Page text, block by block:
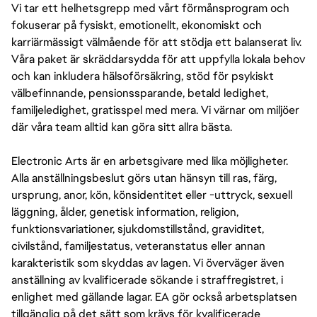
Vi tar ett helhetsgrepp med vårt förmånsprogram och
fokuserar på fysiskt, emotionellt, ekonomiskt och
karriärmässigt välmående för att stödja ett balanserat liv.
Våra paket är skräddarsydda för att uppfylla lokala behov
och kan inkludera hälsoförsäkring, stöd för psykiskt
välbefinnande, pensionssparande, betald ledighet,
familjeledighet, gratisspel med mera. Vi värnar om miljöer
där våra team alltid kan göra sitt allra bästa.
Electronic Arts är en arbetsgivare med lika möjligheter.
Alla anställningsbeslut görs utan hänsyn till ras, färg,
ursprung, anor, kön, könsidentitet eller -uttryck, sexuell
läggning, ålder, genetisk information, religion,
funktionsvariationer, sjukdomstillstånd, graviditet,
civilstånd, familjestatus, veteranstatus eller annan
karakteristik som skyddas av lagen. Vi överväger även
anställning av kvalificerade sökande i straffregistret, i
enlighet med gällande lagar. EA gör också arbetsplatsen
tillgänglig på det sätt som krävs för kvalificerade